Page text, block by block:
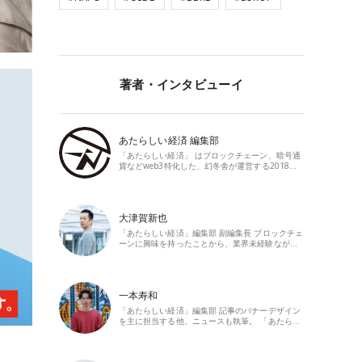
著者・インタビューイ
あたらしい経済 編集部
「あたらしい経済」 はブロックチェーン、暗号通
貨などweb3特化した、幻冬舎が運営する2018…
大津賀新也
「あたらしい経済」編集部 副編集長 ブロックチェ
ーンに興味を持ったことから、業界未経験なが…
一本寿和
「あたらしい経済」編集部 記事のバナーデザイン
を主に担当する他、ニュースも執筆。 「あたら…